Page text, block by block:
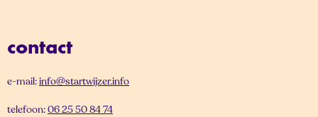
contact
e-mail:info@startwijzer.info
telefoon:06 25 50 84 74